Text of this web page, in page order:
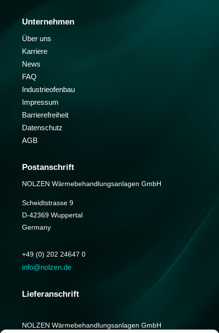
Unternehmen
Über uns
Karriere
News
FAQ
Industrieofenbau
Impressum
Barrierefreiheit
Datenschutz
AGB
Postanschrift
NOLZEN Wärmebehandlungs­anlagen GmbH
Scheidtstrasse 9
D-42369 Wuppertal
Germany
+49 (0) 202 24647 0
info@nolzen.de
Lieferanschrift
NOLZEN Wärmebehandlungs­anlagen GmbH